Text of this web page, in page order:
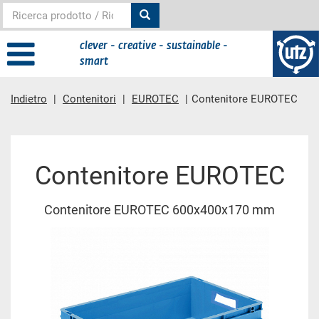
clever - creative - sustainable -
smart
Indietro Contenitori EUROTEC Contenitore EUROTEC
Contenitore EUROTEC
Contenitore EUROTEC 600x400x170 mm